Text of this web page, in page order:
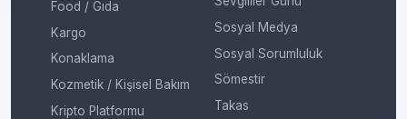
Food / Gıda
Kargo
Konaklama
Kozmetik / Kişisel Bakım
Kripto Platformu
Sosyal Medya
Sosyal Sorumluluk
Sömestir
Takas